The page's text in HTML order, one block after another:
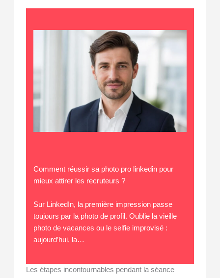
Comment réussir sa photo pro linkedin pour
mieux attirer les recruteurs ?
Sur LinkedIn, la première impression passe
toujours par la photo de profil. Oublie la vieille
photo de vacances ou le selfie improvisé :
aujourd’hui, la…
Les étapes incontournables pendant la séance